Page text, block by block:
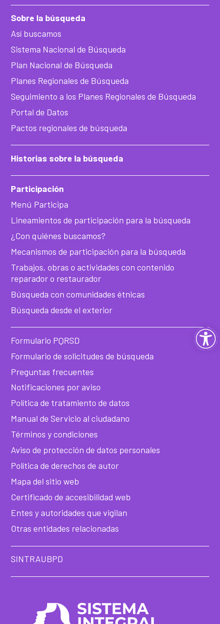
Sobre la búsqueda
Así buscamos
Sistema Nacional de Búsqueda
Plan Nacional de Búsqueda
Planes Regionales de Búsqueda
Seguimiento a los Planes Regionales de Búsqueda
Portal de Datos
Pactos regionales de búsqueda
Historias sobre la búsqueda
Participación
Menú Participa
Lineamientos de participación para la búsqueda
¿Con quiénes buscamos?
Mecanismos de participación para la búsqueda
Trabajos, obras o actividades con contenido
reparador o restaurador
Búsqueda con comunidades étnicas
Búsqueda desde el exterior
Formulario PQRSD
Formulario de solicitudes de búsqueda
Preguntas frecuentes
Notificaciones por aviso
Política de tratamiento de datos
Manual de Servicio al ciudadano
Términos y condiciones
Aviso de protección de datos personales
Política de derechos de autor
Mapa del sitio web
Certificado de accesibilidad web
Entes y autoridades que vigilan
Otras entidades relacionadas
SINTRAUBPD